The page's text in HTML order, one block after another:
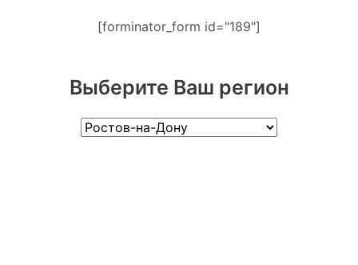
[forminator_form id="189"]
Выберите Ваш регион